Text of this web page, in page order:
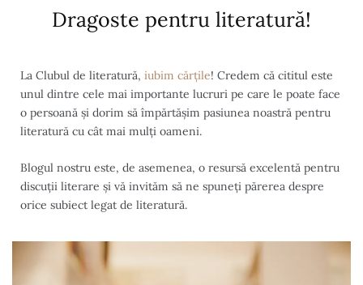
Dragoste pentru literatură!
La Clubul de literatură, iubim cărțile! Credem că cititul este
unul dintre cele mai importante lucruri pe care le poate face
o persoană și dorim să împărtășim pasiunea noastră pentru
literatură cu cât mai mulți oameni.
Blogul nostru este, de asemenea, o resursă excelentă pentru
discuții literare și vă invităm să ne spuneți părerea despre
orice subiect legat de literatură.